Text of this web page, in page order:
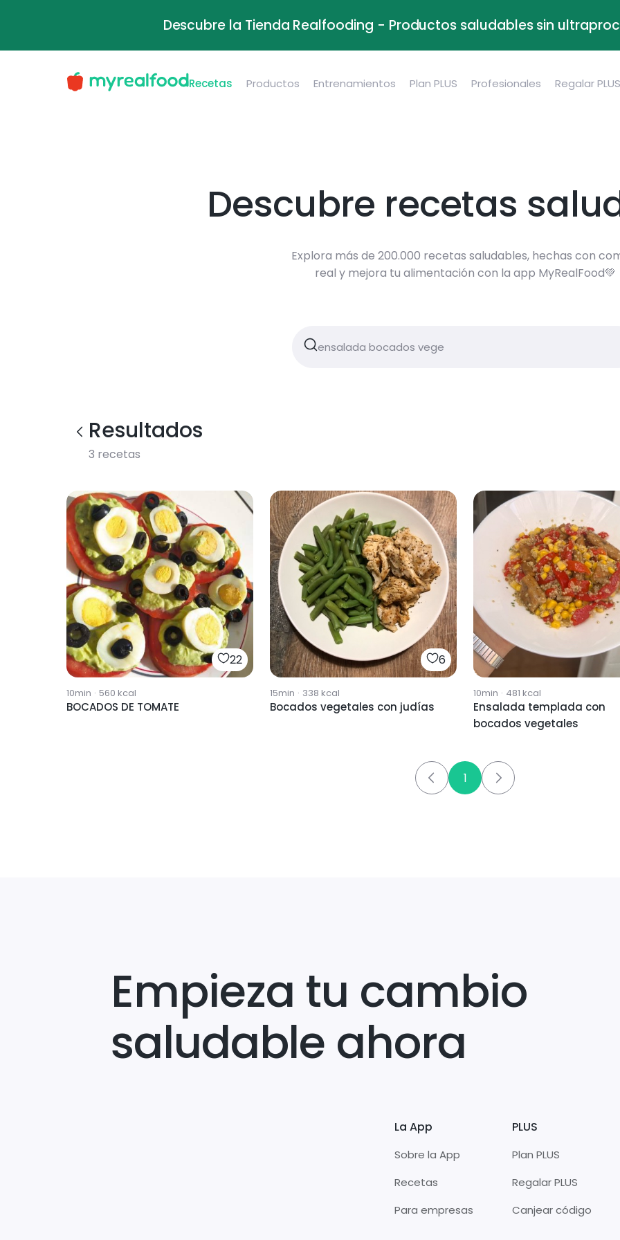
Descubre la Tienda Realfooding - Productos saludables sin
Recetas Productos Entrenamientos Plan PLUS Profesionales Regalar
Descubre recetas
Explora más de 200.000 recetas saludables, hechas con
real y mejora tu alimentación con la app MyRealFood💚
Resultados
3 recetas
22
10min · 560 kcal
BOCADOS DE TOMATE
6
15min · 338 kcal
Bocados vegetales con judías
10min · 481 kcal
Ensalada templada con
bocados vegetales
1
Empieza tu cambio
saludable ahora
La App
Sobre la App
Recetas
Para empresas
PLUS
Plan PLUS
Regalar PLUS
Canjear código